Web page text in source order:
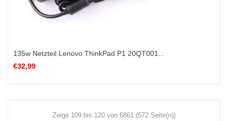
135w Netzteil Lenovo ThinkPad P1 20QT001...
€32,99
Zeige 109 bis 120 von 6861 (572 Seite(n))